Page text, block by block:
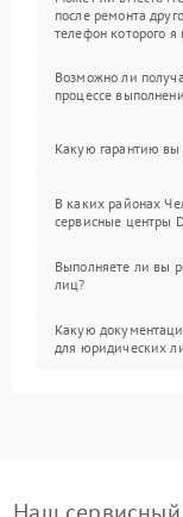
после ремонта
телефон которого я
Возможно ли
процессе
Какую гарантию вы
В каких районах
сервисные центры
Выполняете ли вы
лиц?
Какую
для юридических